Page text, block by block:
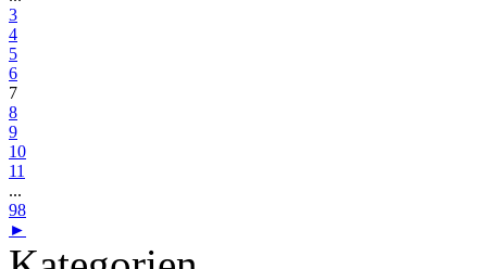
3
4
5
6
7
8
9
10
11
...
98
►